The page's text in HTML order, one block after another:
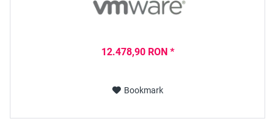
12.478,90 RON *
Bookmark